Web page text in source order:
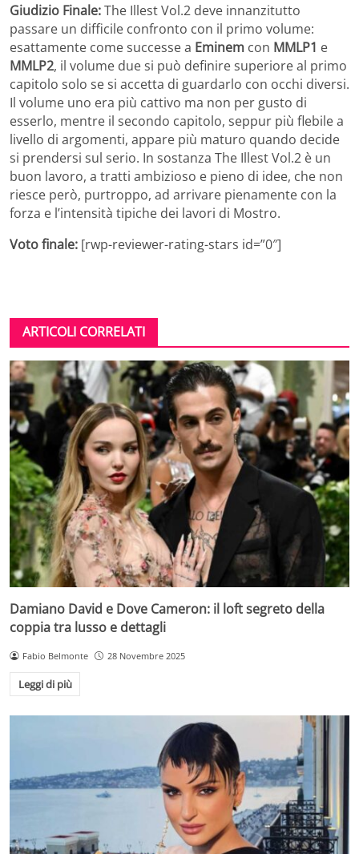
Giudizio Finale:The Illest Vol.2 deve innanzitutto
passare un difficile confronto con il primo volume:
esattamente come successe a Eminem con MMLP1 e
MMLP2, il volume due si può definire superiore al primo
capitolo solo se si accetta di guardarlo con occhi diversi.
Il volume uno era più cattivo ma non per gusto di
esserlo, mentre il secondo capitolo, seppur più flebile a
livello di argomenti, appare più maturo quando decide
si prendersi sul serio. In sostanza The Illest Vol.2 è un
buon lavoro, a tratti ambizioso e pieno di idee, che non
riesce però, purtroppo, ad arrivare pienamente con la
forza e l’intensità tipiche dei lavori di Mostro.
Voto finale: [rwp-reviewer-rating-stars id=”0″]
ARTICOLI CORRELATI
Damiano David e Dove Cameron: il loft segreto della
coppia tra lusso e dettagli
Fabio Belmonte 28 Novembre 2025
Leggi di più